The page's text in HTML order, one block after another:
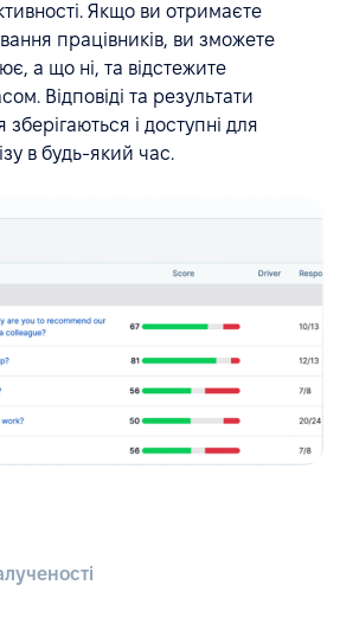
Якщо ви отримаєте
працівників, ви зможете
а що ні, та відстежите
Відповіді та результати
і доступні для
в будь-який час.